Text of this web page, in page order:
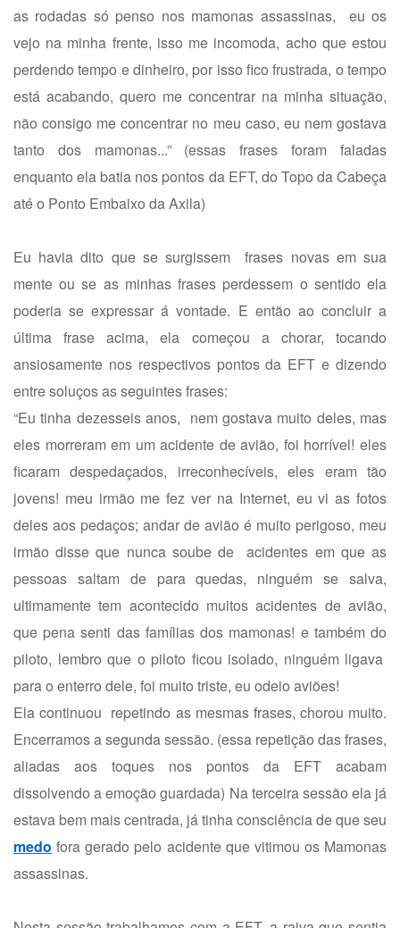
as rodadas só penso nos mamonas assassinas, eu os
vejo na minha frente, isso me incomoda, acho que estou
perdendo tempo e dinheiro, por isso fico frustrada, o tempo
está acabando, quero me concentrar na minha situação,
não consigo me concentrar no meu caso, eu nem gostava
tanto dos mamonas...” (essas frases foram faladas
enquanto ela batia nos pontos da EFT, do Topo da Cabeça
até o Ponto Embaixo da Axila)
Eu havia dito que se surgissem frases novas em sua
mente ou se as minhas frases perdessem o sentido ela
poderia se expressar á vontade. E então ao concluir a
última frase acima, ela começou a chorar, tocando
ansiosamente nos respectivos pontos da EFT e dizendo
entre soluços as seguintes frases:
“Eu tinha dezesseis anos, nem gostava muito deles, mas
eles morreram em um acidente de avião, foi horrível! eles
ficaram despedaçados, irreconhecíveis, eles eram tão
jovens! meu irmão me fez ver na Internet, eu vi as fotos
deles aos pedaços; andar de avião é muito perigoso, meu
irmão disse que nunca soube de acidentes em que as
pessoas saltam de para quedas, ninguém se salva,
ultimamente tem acontecido muitos acidentes de avião,
que pena senti das famílias dos mamonas! e também do
piloto, lembro que o piloto ficou isolado, ninguém ligava
para o enterro dele, foi muito triste, eu odeio aviões!
Ela continuou repetindo as mesmas frases, chorou muito.
Encerramos a segunda sessão. (essa repetição das frases,
aliadas aos toques nos pontos da EFT acabam
dissolvendo a emoção guardada) Na terceira sessão ela já
estava bem mais centrada, já tinha consciência de que seu
medo fora gerado pelo acidente que vitimou os Mamonas
assassinas.